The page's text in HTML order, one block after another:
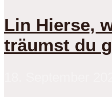
Lin Hierse,
träumst du